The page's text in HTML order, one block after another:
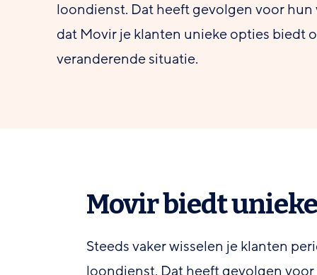
loondienst. Dat heeft gevolgen voor
dat Movir je klanten unieke opties biedt
veranderende situatie.
Movir biedt
Steeds vaker wisselen je klanten